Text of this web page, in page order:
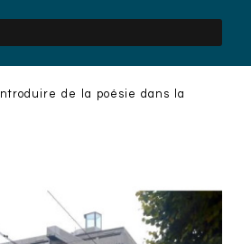
Introduire de la poésie dans la